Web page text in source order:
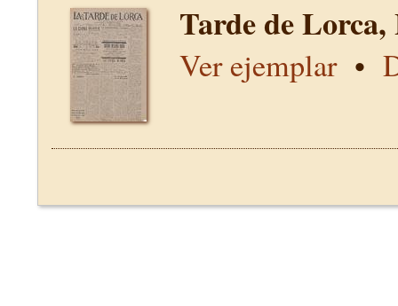
Tarde de
Ver ejemplar•